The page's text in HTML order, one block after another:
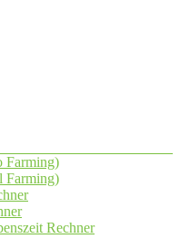
Farming)
Farming)
Rechner